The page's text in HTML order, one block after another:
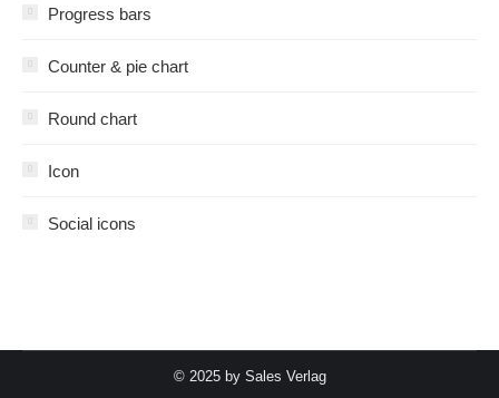
Progress bars
Counter & pie chart
Round chart
Icon
Social icons
© 2025 by Sales Verlag